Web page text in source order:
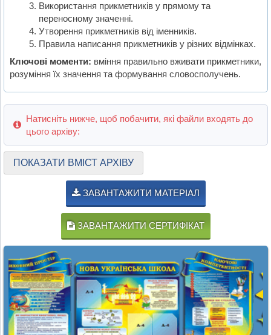
Використання прикметників у прямому та
переносному значенні.
Утворення прикметників від іменників.
Правила написання прикметників у різних відмінках.
Ключові моменти: вміння правильно вживати прикметники,
розуміння їх значення та формування словосполучень.
Натисніть нижче, щоб побачити, які файли входять до
цього архіву:
ПОКАЗАТИ ВМІСТ АРХІВУ
ЗАВАНТАЖИТИ МАТЕРІАЛ
ЗАВАНТАЖИТИ СЕРТИФІКАТ